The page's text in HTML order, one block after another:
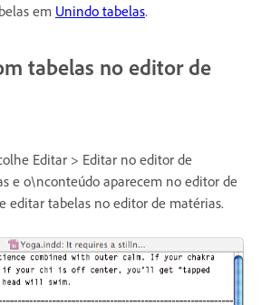
em Unindo tabelas.
tabelas no editor de
Editar > Editar no editor de
e o\nconteúdo aparecem no editor de
editar tabelas no editor de matérias.